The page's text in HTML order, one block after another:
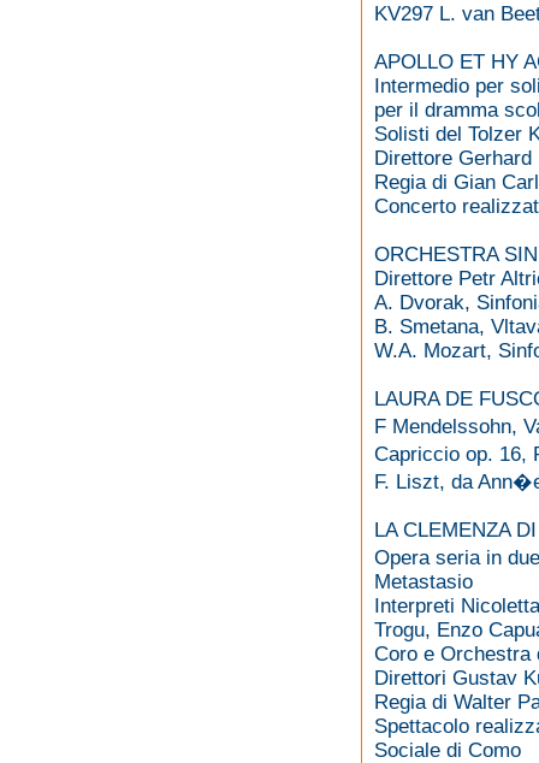
KV297 L. van
APOLLO ET HY
Intermedio per
per il dramma
Solisti del Tolzer
Direttore Gerhard
Regia di Gian
Concerto
ORCHESTRA
Direttore Petr
A. Dvorak,
B. Smetana,
W.A. Mozart,
LAURA DE
F Mendelssohn,
Capriccio op. 16,
F. Liszt, da
LA CLEMENZA
Opera seria in
Metastasio
Interpreti
Trogu, Enzo
Coro e Orchestra
Direttori Gustav
Regia di Walter
Spettacolo
Sociale di Como